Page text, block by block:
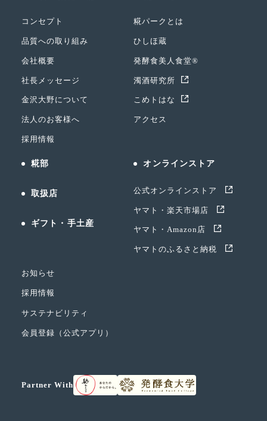
コンセプト
品質への取り組み
会社概要
社長メッセージ
金沢大野について
法人のお客様へ
採用情報
糀パークとは
ひしほ蔵
発酵食美人食堂®
濁酒研究所
こめトはな
アクセス
糀部
取扱店
ギフト・手土産
オンラインストア
公式オンラインストア
ヤマト・楽天市場店
ヤマト・Amazon店
ヤマトのふるさと納税
お知らせ
採用情報
サステナビリティ
会員登録（公式アプリ）
Partner With